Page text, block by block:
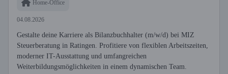
Home-Office
04.08.2026
Gestalte deine Karriere als Bilanzbuchhalter (m/w/d) bei MIZ
Steuerberatung in Ratingen. Profitiere von flexiblen Arbeitszeiten,
moderner IT-Ausstattung und umfangreichen
Weiterbildungsmöglichkeiten in einem dynamischen Team.